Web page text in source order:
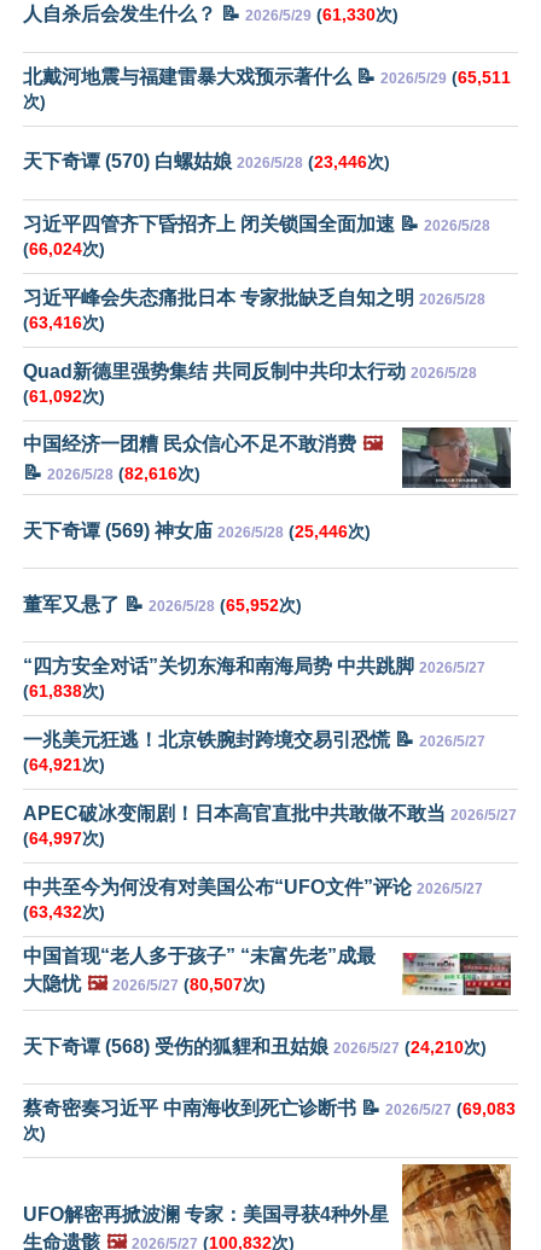
人自杀后会发生什么？ 📝 2026/5/29 (61,330次)
北戴河地震与福建雷暴大戏预示著什么 📝 2026/5/29 (65,511
次)
天下奇谭 (570) 白螺姑娘 2026/5/28 (23,446次)
习近平四管齐下昏招齐上 闭关锁国全面加速 📝 2026/5/28
(66,024次)
习近平峰会失态痛批日本 专家批缺乏自知之明 2026/5/28
(63,416次)
Quad新德里强势集结 共同反制中共印太行动 2026/5/28
(61,092次)
中国经济一团糟 民众信心不足不敢消费 🖼️
📝 2026/5/28 (82,616次)
天下奇谭 (569) 神女庙 2026/5/28 (25,446次)
董军又悬了 📝 2026/5/28 (65,952次)
“四方安全对话”关切东海和南海局势 中共跳脚 2026/5/27
(61,838次)
一兆美元狂逃！北京铁腕封跨境交易引恐慌 📝 2026/5/27
(64,921次)
APEC破冰变闹剧！日本高官直批中共敢做不敢当 2026/5/27
(64,997次)
中共至今为何没有对美国公布“UFO文件”评论 2026/5/27
(63,432次)
中国首现“老人多于孩子” “未富先老”成最
大隐忧 🖼️ 2026/5/27 (80,507次)
天下奇谭 (568) 受伤的狐貍和丑姑娘 2026/5/27 (24,210次)
蔡奇密奏习近平 中南海收到死亡诊断书 📝 2026/5/27 (69,083
次)
UFO解密再掀波澜 专家：美国寻获4种外星
生命遗骸 🖼️ 2026/5/27 (100,832次)